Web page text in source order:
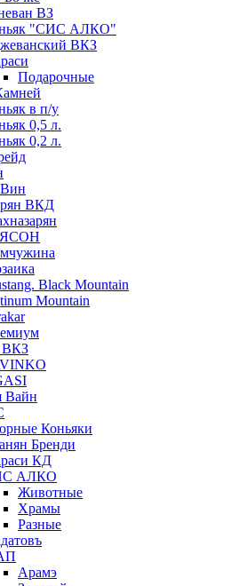
ВЗ
"СИС АЛКО"
ВКЗ
Подарочные
в п/у
0,5 л.
0,2 л.
ВКД
Black Mountain
Mountain
ВКЗ
Вайн
Коньяки
Бренди
КД
АЛКО
Животные
Храмы
Разные
Арамэ